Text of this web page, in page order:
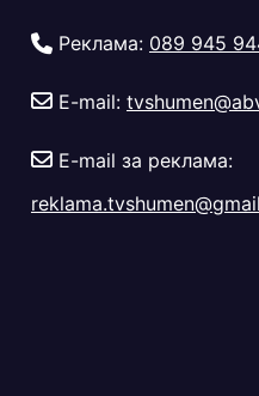
Реклама: 089 945
E-mail:
E-mail за реклама: